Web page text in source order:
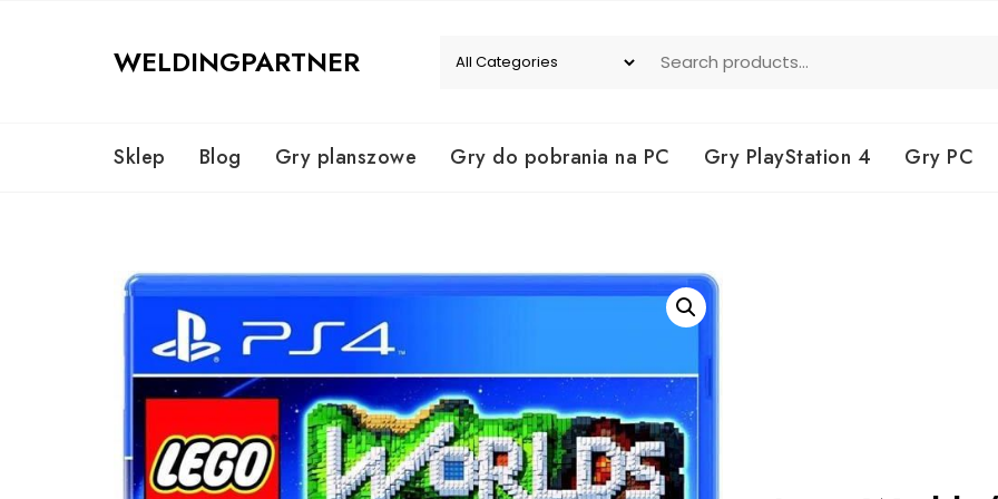
WELDINGPARTNER
Sklep Blog Gry planszowe Gry do pobrania na PC Gry PlayStation 4 Gry PC